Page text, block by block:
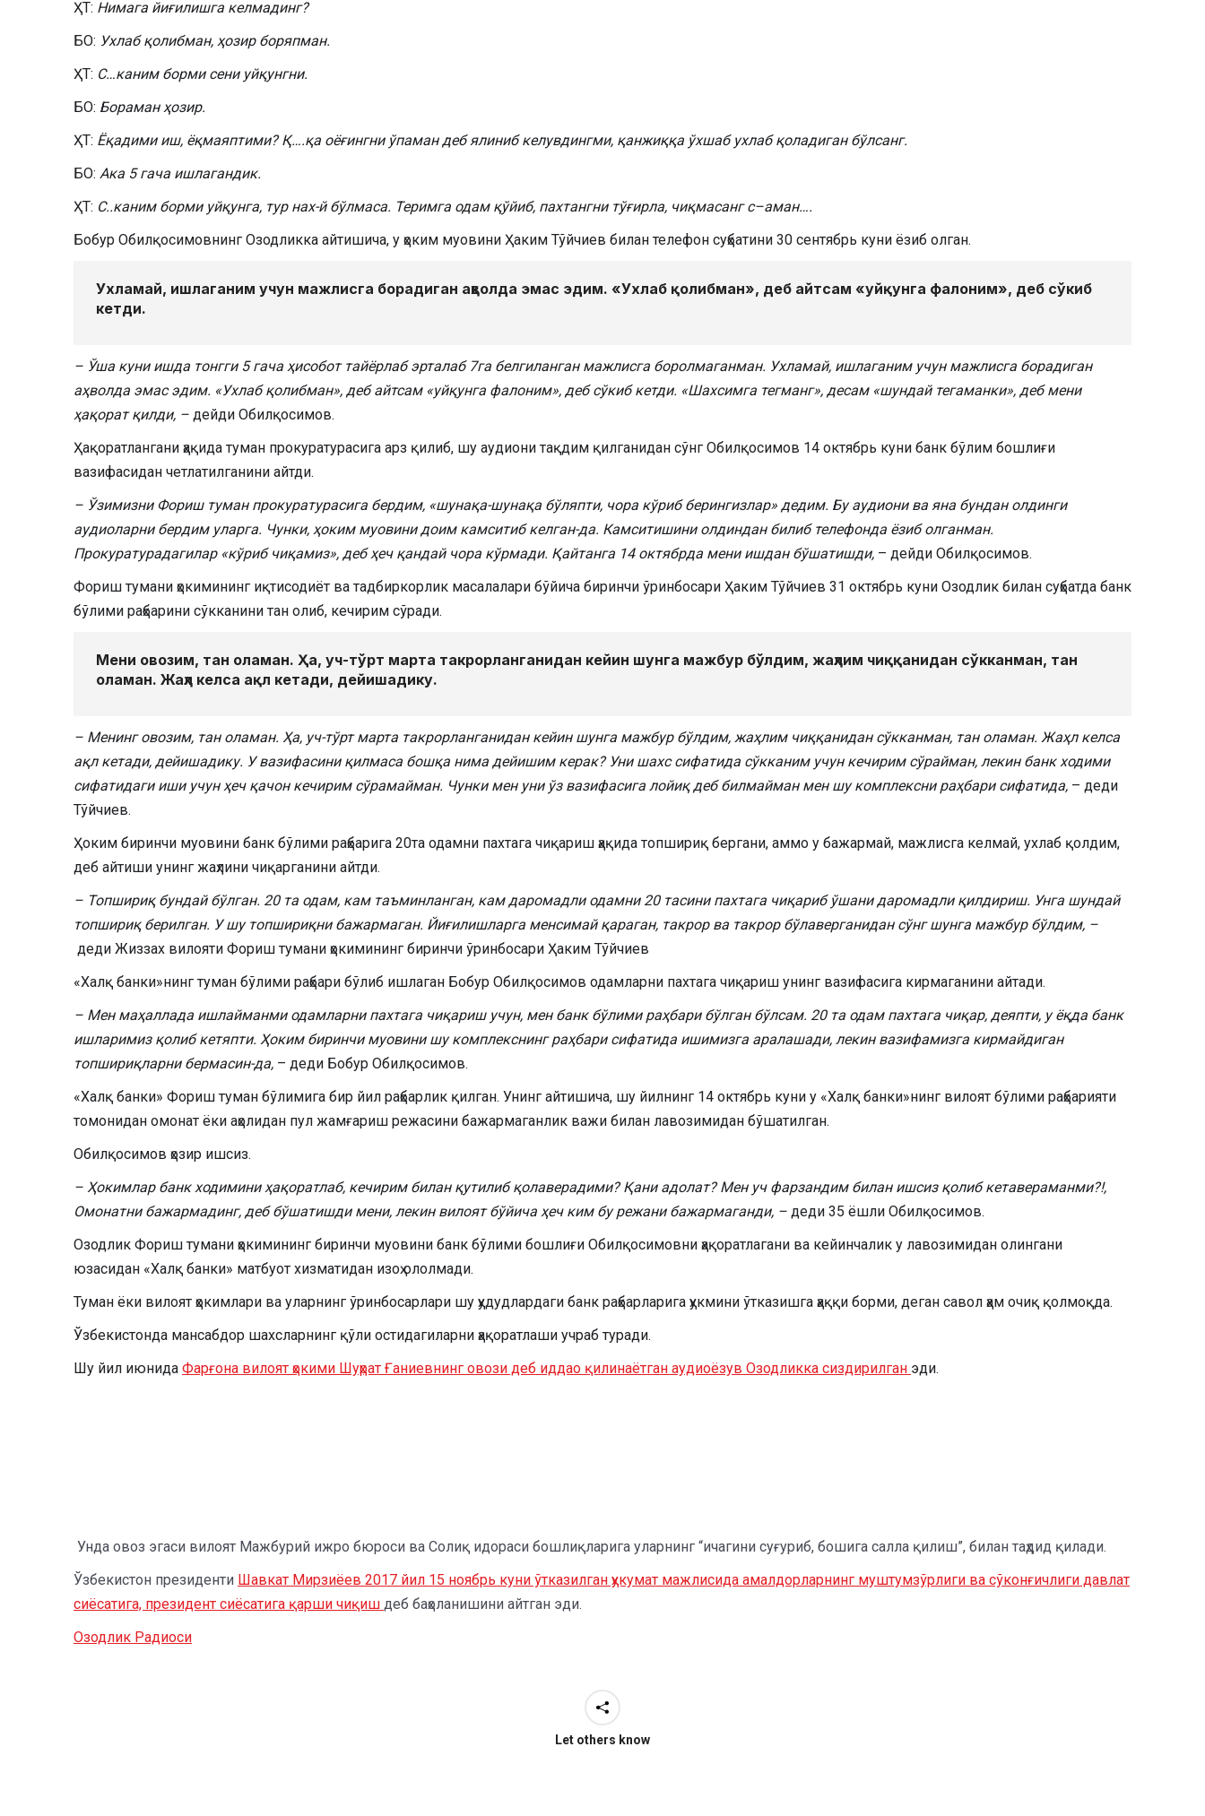
ҲТ: Нимага йиғилишга келмадинг?
БО: Ухлаб қолибман, ҳозир боряпман.
ҲТ: С…каним борми сени уйқунгни.
БО: Бораман ҳозир.
ҲТ: Ёқадими иш, ёқмаяптими? Қ….қа оёғингни ўпаман деб ялиниб келувдингми, қанжиққа ўхшаб ухлаб қоладиган бўлсанг.
БО: Ака 5 гача ишлагандик.
ҲТ: С..каним борми уйқунга, тур нах-й бўлмаса. Теримга одам қўйиб, пахтангни тўғирла, чиқмасанг с–аман….
Бобур Обилқосимовнинг Озодликка айтишича, у ҳоким муовини Ҳаким Тўйчиев билан телефон суҳбатини 30 сентябрь куни ёзиб олган.
Ухламай, ишлаганим учун мажлисга борадиган аҳволда эмас эдим. «Ухлаб қолибман», деб айтсам «уйқунга фалоним», деб сўкиб
кетди.
– Ўша куни ишда тонгги 5 гача ҳисобот тайёрлаб эрталаб 7га белгиланган мажлисга боролмаганман. Ухламай, ишлаганим учун мажлисга борадиган
аҳволда эмас эдим. «Ухлаб қолибман», деб айтсам «уйқунга фалоним», деб сўкиб кетди. «Шахсимга тегманг», десам «шундай тегаманки», деб мени
ҳақорат қилди, – дейди Обилқосимов.
Ҳақоратлангани ҳақида туман прокуратурасига арз қилиб, шу аудиони тақдим қилганидан сўнг Обилқосимов 14 октябрь куни банк бўлим бошлиғи
вазифасидан четлатилганини айтди.
– Ўзимизни Фориш туман прокуратурасига бердим, «шунақа-шунақа бўляпти, чора кўриб берингизлар» дедим. Бу аудиони ва яна бундан олдинги
аудиоларни бердим уларга. Чунки, ҳоким муовини доим камситиб келган-да. Камситишини олдиндан билиб телефонда ёзиб олганман.
Прокуратурадагилар «кўриб чиқамиз», деб ҳеч қандай чора кўрмади. Қайтанга 14 октябрда мени ишдан бўшатишди, – дейди Обилқосимов.
Фориш тумани ҳокимининг иқтисодиёт ва ​тадбиркорлик масалалари бўйича биринчи ўринбосари Ҳаким Тўйчиев 31 октябрь куни Озодлик билан суҳбатда банк
бўлими раҳбарини сўкканини тан олиб, кечирим сўради.
Мени овозим, тан оламан. Ҳа, уч-тўрт марта такрорланганидан кейин шунга мажбур бўлдим, жаҳлим чиққанидан сўкканман, тан
оламан. Жаҳл келса ақл кетади, дейишадику.
– Менинг овозим, тан оламан. Ҳа, уч-тўрт марта такрорланганидан кейин шунга мажбур бўлдим, жаҳлим чиққанидан сўкканман, тан оламан. Жаҳл келса
ақл кетади, дейишадику. У вазифасини қилмаса бошқа нима дейишим керак? Уни шахс сифатида сўкканим учун кечирим сўрайман, лекин банк ходими
сифатидаги иши учун ҳеч қачон кечирим сўрамайман. Чунки мен уни ўз вазифасига лойиқ деб билмайман мен шу комплексни раҳбари сифатида, – деди
Тўйчиев.
Ҳоким биринчи муовини банк бўлими раҳбарига 20та одамни пахтага чиқариш ҳақида топшириқ бергани, аммо у бажармай, мажлисга келмай, ухлаб қолдим,
деб айтиши унинг жаҳлини чиқарганини айтди.
– Топшириқ бундай бўлган. 20 та одам, кам таъминланган, кам даромадли одамни 20 тасини пахтага чиқариб ўшани даромадли қилдириш. Унга шундай
топшириқ берилган. У шу топшириқни бажармаган. Йиғилишларга менсимай қараган, такрор ва такрор бўлаверганидан сўнг шунга мажбур бўлдим, –
деди Жиззах вилояти Фориш тумани ҳокимининг биринчи ўринбосари Ҳаким Тўйчиев
«Халқ банки»нинг туман бўлими раҳбари бўлиб ишлаган Бобур Обилқосимов одамларни пахтага чиқариш унинг вазифасига кирмаганини айтади.
– Мен маҳаллада ишлайманми одамларни пахтага чиқариш учун, мен банк бўлими раҳбари бўлган бўлсам. 20 та одам пахтага чиқар, деяпти, у ёқда банк
ишларимиз қолиб кетяпти. Ҳоким биринчи муовини шу комплекснинг раҳбари сифатида ишимизга аралашади, лекин вазифамизга кирмайдиган
топшириқларни бермасин-да, – деди Бобур Обилқосимов.
«Халқ банки» Фориш туман бўлимига бир йил раҳбарлик қилган. Унинг айтишича, шу йилнинг 14 октябрь куни у «Халқ банки»нинг вилоят бўлими раҳбарияти
томонидан омонат ёки аҳолидан пул жамғариш режасини бажармаганлик важи билан лавозимидан бўшатилган.
Обилқосимов ҳозир ишсиз.
– Ҳокимлар банк ходимини ҳақоратлаб, кечирим билан қутилиб қолаверадими? Қани адолат? Мен уч фарзандим билан ишсиз қолиб кетавераманми?!,
Омонатни бажармадинг, деб бўшатишди мени, лекин вилоят бўйича ҳеч ким бу режани бажармаганди, – деди 35 ёшли Обилқосимов.
Озодлик Фориш тумани ҳокимининг биринчи муовини банк бўлими бошлиғи Обилқосимовни ҳақоратлагани ва кейинчалик у лавозимидан олингани
юзасидан «Халқ банки» матбуот хизматидан изоҳ ололмади.
Туман ёки вилоят ҳокимлари ва уларнинг ўринбосарлари шу ҳудудлардаги банк раҳбарларига ҳукмини ўтказишга ҳаққи борми, деган савол ҳам очиқ қолмоқда.
Ўзбекистонда мансабдор шахсларнинг қўли остидагиларни ҳақоратлаши учраб туради.
Шу йил июнида Фарғона вилоят ҳокими Шуҳрат Ғаниевнинг овози деб иддао қилинаётган аудиоёзув Озодликка сиздирилган эди.​
Унда овоз эгаси вилоят Мажбурий ижро бюроси ва Солиқ идораси бошлиқларига уларнинг “ичагини суғуриб, бошига салла қилиш”, билан таҳдид қилади.
Ўзбекистон президенти Шавкат Мирзиёев 2017 йил 15 ноябрь куни ўтказилган ҳукумат мажлисида амалдорларнинг муштумзўрлиги ва сўконғичлиги давлат
сиёсатига, президент сиёсатига қарши чиқиш деб баҳоланишини айтган эди.​
Озодлик Радиоси
Let others know